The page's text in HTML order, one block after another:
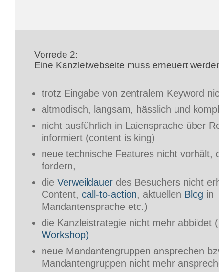
Vorrede 2:
Eine Kanzleiwebseite muss erneuert
trotz Eingabe von zentralem Keyword
altmodisch, langsam, hässlich und
nicht ausführlich in Laiensprache über
informiert (content is king)
neue technische Features nicht vorhält,
fordern,
die Verweildauer des Besuchers nicht
Content, call-to-action, aktuellen Blog in
Mandantensprache etc.)
die Kanzleistrategie nicht mehr abbildet (
Workshop)
neue Mandantengruppen ansprechen
Mandantengruppen nicht mehr